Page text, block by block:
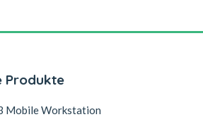
Produkte
Mobile Workstation